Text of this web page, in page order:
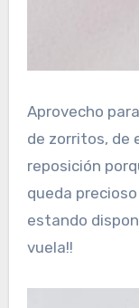
Aprovecho
de zorritos, de
reposición
queda
estando
vuela!!